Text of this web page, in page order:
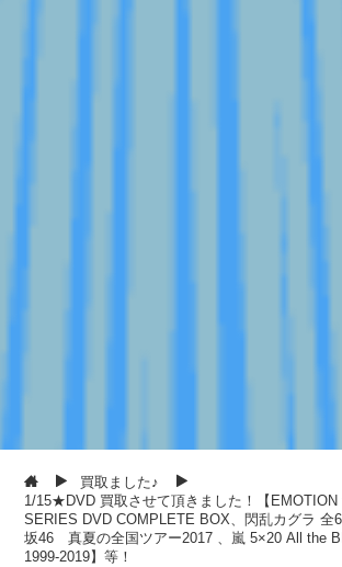
買取ました♪
1/15★DVD 買取させて頂きました！【
SERIES DVD COMPLETE BOX、閃乱カグラ 全
坂46 真夏の全国ツアー2017 、嵐 5×20 All the
1999-2019】等！